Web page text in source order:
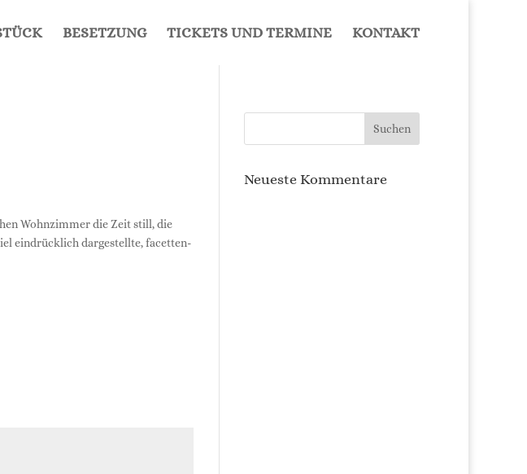
BESET­ZUNG TICKETS UND TERMINE KON­TAKT
Wohn­zim­mer die Zeit still, die
ein­drück­lich dar­ge­stell­te, facet­ten­
Neu­es­te Kommentare